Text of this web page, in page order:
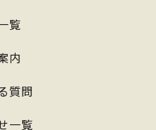
覧
内
質問
一覧